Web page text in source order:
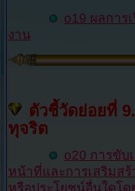
o19 ผลการ
งาน
ตัวชี้วัดย่อยที่
ทุจริต
o20 การขับ
หน้าที่และการเสริมส
หรือประโยชน์อื่นใดโด